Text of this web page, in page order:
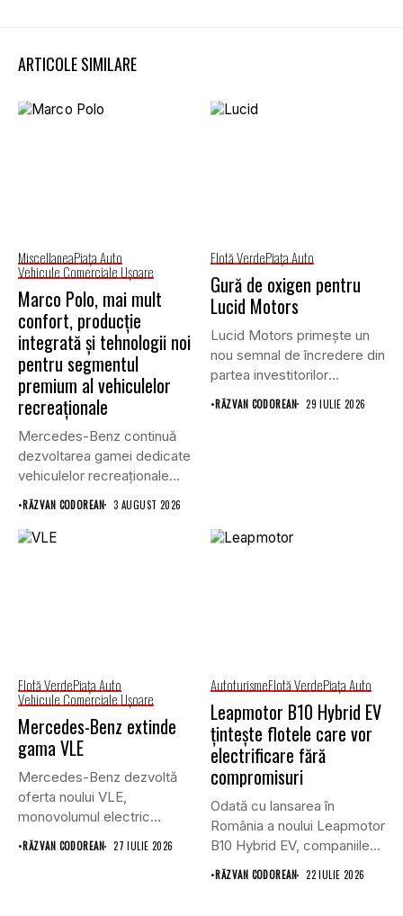
ARTICOLE SIMILARE
MiscellaneaPiaţa Auto
Vehicule Comerciale Uşoare
Marco Polo, mai mult
confort, producție
integrată și tehnologii noi
pentru segmentul
premium al vehiculelor
recreaționale
Mercedes-Benz continuă
dezvoltarea gamei dedicate
vehiculelor recreaționale
prin lansarea unei versiuni
actualizate...
•RĂZVAN CODOREAN 3 AUGUST 2026
Flotă VerdePiaţa Auto
Gură de oxigen pentru
Lucid Motors
Lucid Motors primește un
nou semnal de încredere din
partea investitorilor
saudiți,...
•RĂZVAN CODOREAN 29 IULIE 2026
Flotă VerdePiaţa Auto
Vehicule Comerciale Uşoare
Mercedes-Benz extinde
gama VLE
Mercedes-Benz dezvoltă
oferta noului VLE,
monovolumul electric
premium care își propune
•RĂZVAN CODOREAN 27 IULIE 2026
AutoturismeFlotă VerdePiaţa Auto
Leapmotor B10 Hybrid EV
țintește flotele care vor
electrificare fără
compromisuri
Odată cu lansarea în
România a noului Leapmotor
B10 Hybrid EV, companiile...
•RĂZVAN CODOREAN 22 IULIE 2026